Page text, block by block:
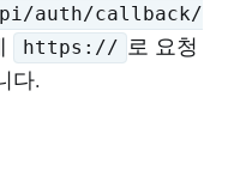
auth/callback/
https:// 로 요청
다.